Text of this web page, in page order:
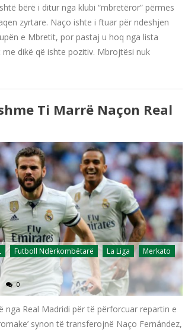
bërë i ditur nga klubi “mbretëror” përmes
zyrtare. Naço ishte i ftuar për ndeshjen
e Mbretit, por pastaj u hoq nga lista
dikë që ishte pozitiv. Mbrojtësi nuk
Ti Marrë Naçon Real
Futboll Ndërkombëtarë La Liga
Merkato
0
nga Real Madridi për të përforcuar repartin e
synon të transferojnë Naço Fernández,